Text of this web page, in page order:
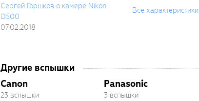
Сергей Горшков о камере Nikon
D500
07.02.2018
Все характеристики
Другие вспышки
Canon
23 вспышки
Panasonic
3 вспышки